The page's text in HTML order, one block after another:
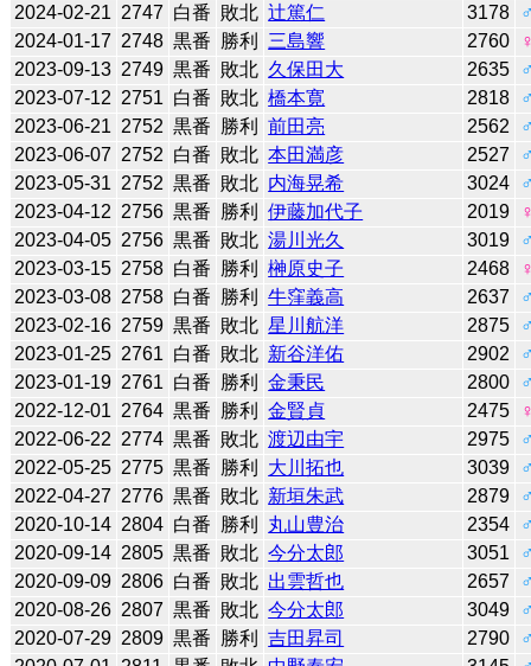
2024-02-21 2747 白番 敗北 辻󠄀篤仁 3178
2024-01-17 2748 黒番 勝利 三島響 2760
2023-09-13 2749 黒番 敗北 久保田大 2635
2023-07-12 2751 白番 敗北 橋本寛 2818
2023-06-21 2752 黒番 勝利 前田亮 2562
2023-06-07 2752 白番 敗北 本田満彦 2527
2023-05-31 2752 黒番 敗北 内海晃希 3024
2023-04-12 2756 黒番 勝利 伊藤加代子 2019
2023-04-05 2756 黒番 敗北 湯川光久 3019
2023-03-15 2758 白番 勝利 榊原史子 2468
2023-03-08 2758 白番 勝利 牛窪義高 2637
2023-02-16 2759 黒番 敗北 星川航洋 2875
2023-01-25 2761 白番 敗北 新谷洋佑 2902
2023-01-19 2761 白番 勝利 金秉民 2800
2022-12-01 2764 黒番 勝利 金賢貞 2475
2022-06-22 2774 黒番 敗北 渡辺由宇 2975
2022-05-25 2775 黒番 勝利 大川拓也 3039
2022-04-27 2776 黒番 敗北 新垣朱武 2879
2020-10-14 2804 白番 勝利 丸山豊治 2354
2020-09-14 2805 黒番 敗北 今分太郎 3051
2020-09-09 2806 白番 敗北 出雲哲也 2657
2020-08-26 2807 黒番 敗北 今分太郎 3049
2020-07-29 2809 黒番 勝利 吉田昇司 2790